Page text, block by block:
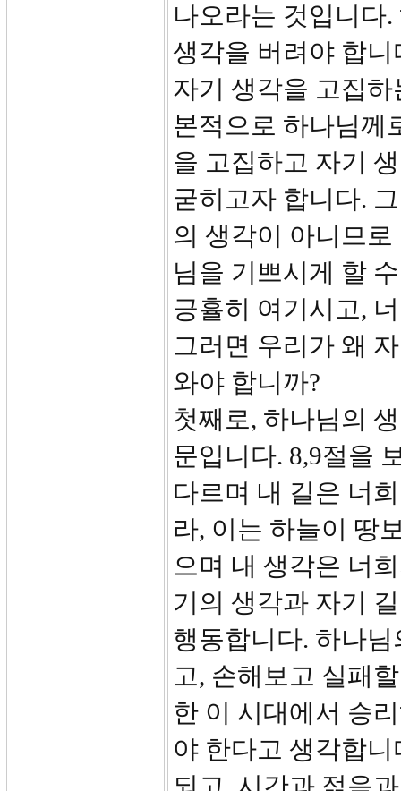
나오라는 것입니다
생각을 버려야 합
자기 생각을 고집
본적으로 하나님께
을 고집하고 자기
굳히고자 합니다.
의 생각이 아니므
님을 기쁘시게 할
긍휼히 여기시고,
그러면 우리가 왜
와야 합니까?
첫째로, 하나님의
문입니다. 8,9절을
다르며 내 길은 너
라, 이는 하늘이 땅
으며 내 생각은 너
기의 생각과 자기
행동합니다. 하나
고, 손해보고 실패
한 이 시대에서 승
야 한다고 생각합